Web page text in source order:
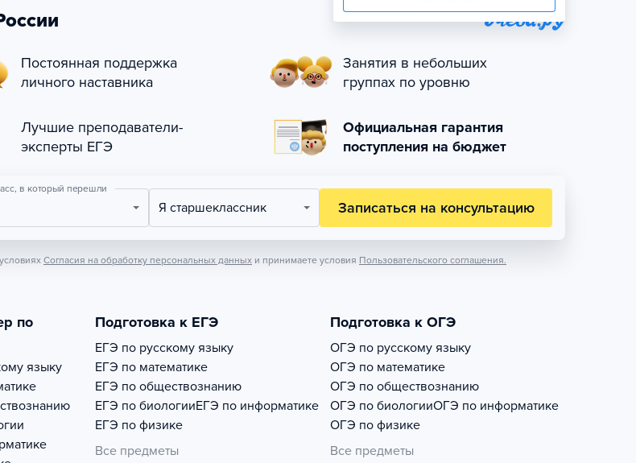
Постоянная поддержка
личного наставника
Занятия в небольших
группах по уровню
Лучшие преподаватели-
эксперты ЕГЭ
Официальная гарантия
поступления на бюджет
в который перешли
Я старшеклассник Записаться на консультацию
Согласия на обработку персональных данных и принимаете условия Пользовательского соглашения.
по
языку
Подготовка к ЕГЭ
ЕГЭ по русскому языку
ЕГЭ по математике
ЕГЭ по обществознанию
ЕГЭ по биологииЕГЭ по информатике
ЕГЭ по физике
Все предметы
Подготовка к ОГЭ
ОГЭ по русскому языку
ОГЭ по математике
ОГЭ по обществознанию
ОГЭ по биологииОГЭ по информатике
ОГЭ по физике
Все предметы